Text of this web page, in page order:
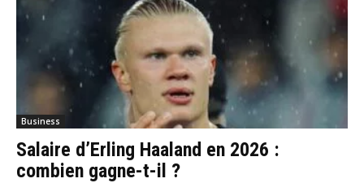
Business
Salaire d’Erling Haaland en 2026 :
combien gagne-t-il ?